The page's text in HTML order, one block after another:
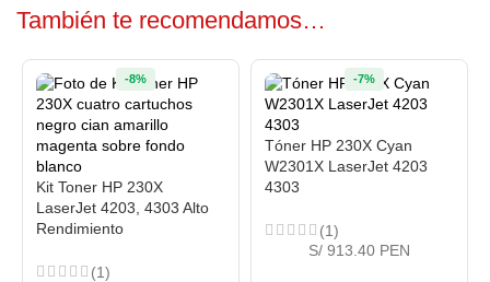
También te recomendamos…
Kit Toner HP 230X
LaserJet 4203, 4303 Alto
Rendimiento
(1)
-8%
Tóner HP 230X Cyan
W2301X LaserJet 4203
4303
(1)
-7%
S/ 913.40 PEN